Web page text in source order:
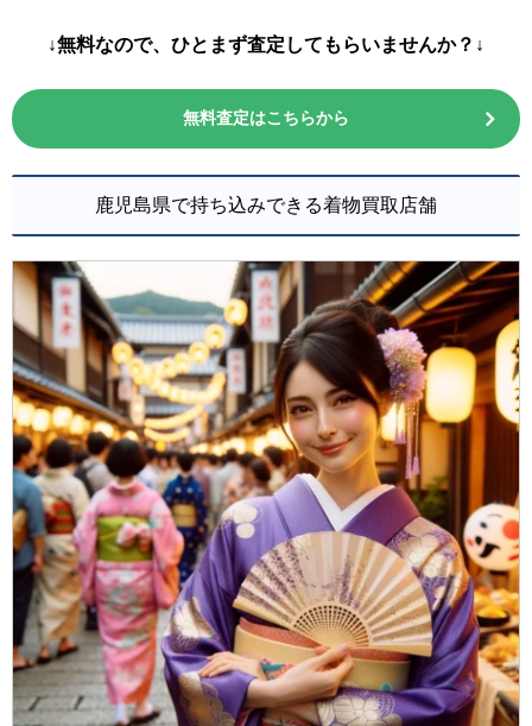
↓無料なので、ひとまず査定してもらいませんか？↓
無料査定はこちらから
鹿児島県で持ち込みできる着物買取店舗